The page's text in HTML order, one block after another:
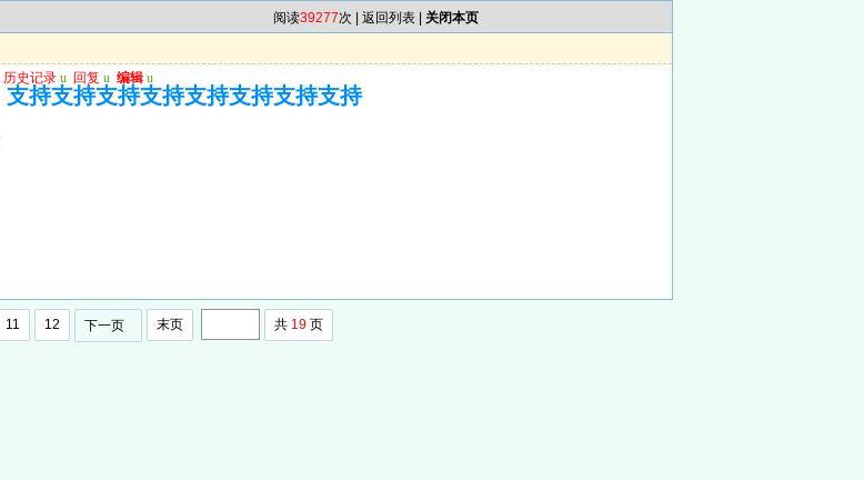
阅读39277次 | 返回列表 关闭本页
历史记录 u 回复 u 编辑 u
支持支持支持支持支持支持支持支持
11 12 下一页 末页 共 19 页